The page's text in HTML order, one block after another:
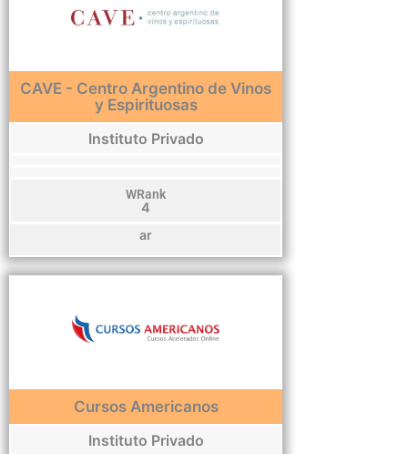
CAVE - Centro Argentino de Vinos
y Espirituosas
Instituto Privado
WRank
4
ar
Cursos Americanos
Instituto Privado